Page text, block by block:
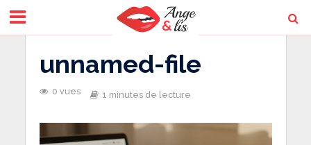
unnamed-file
0 vues 1 minutes de lecture